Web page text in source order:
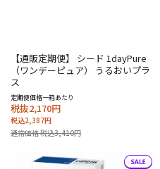
【通販定期便】 シード 1dayPure
（ワンデーピュア） うるおいプラ
ス
定期便価格一箱あたり
税抜2,170円
税込2,387円
通常価格 税込3,410円